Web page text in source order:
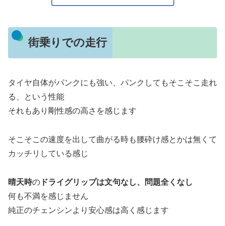
街乗りでの走行
タイヤ自体がパンクにも強い、パンクしてもそこそこ走れ
る、という性能
それもあり剛性感の高さを感じます
そこそこの速度を出して曲がる時も腰砕け感とかは無くて
カッチリしている感じ
晴天時の ドライグリップは文句なし、問題全くなし
何も不満を感じません
純正のチェンシンより安心感は高く感じます